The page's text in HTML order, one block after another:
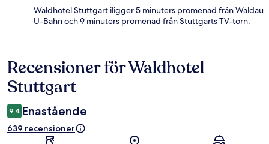
Waldhotel Stuttgart iligger 5 minuters promenad från Waldau
U-Bahn och 9 minuters promenad från Stuttgarts TV-torn.
Recensioner
Recensioner för Waldhotel
Stuttgart
9,4 Enastående
639 recensioner